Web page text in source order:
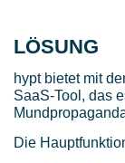
LÖSUNG
hypt bietet mit
SaaS-Tool, das
Die